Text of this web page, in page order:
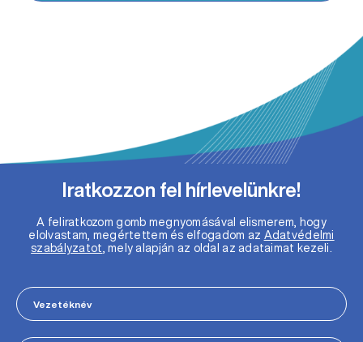
Iratkozzon fel hírlevelünkre!
A feliratkozom gomb megnyomásával elismerem, hogy
elolvastam, megértettem és elfogadom az Adatvédelmi
szabályzatot , mely alapján az oldal az adataimat kezeli.